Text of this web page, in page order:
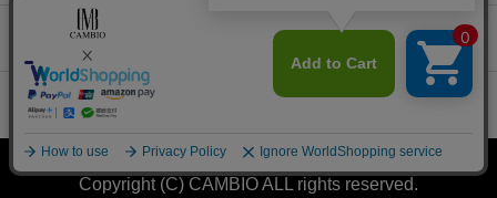
特定商取引法に基づく表示
コーポレートサイト
Copyright (C) CAMBIO ALL rights reserved.